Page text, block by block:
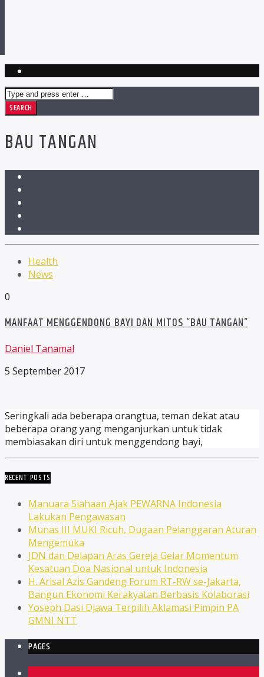
BAU TANGAN
Health
News
0
MANFAAT MENGGENDONG BAYI DAN MITOS “BAU TANGAN”
Daniel Tanamal
5 September 2017
Seringkali ada beberapa orangtua, teman dekat atau
beberapa orang yang menganjurkan untuk tidak
membiasakan diri untuk menggendong bayi,
RECENT POSTS
Manuara Siahaan Ajak PEWARNA Indonesia
Lakukan Pengawasan
Munas III MUKI Ricuh, Dugaan Pelanggaran Aturan
Mengemuka
JDN dan Delapan Aras Gereja Gelar Momentum
Kesatuan Doa Nasional untuk Indonesia
H. Arisal Azis Gandeng Forum RT-RW se-Jakarta,
Bangun Ekonomi Kerakyatan Berbasis Kolaborasi
Yoseph Dasi Djawa Terpilih Aklamasi Pimpin PA
GMNI NTT
PAGES